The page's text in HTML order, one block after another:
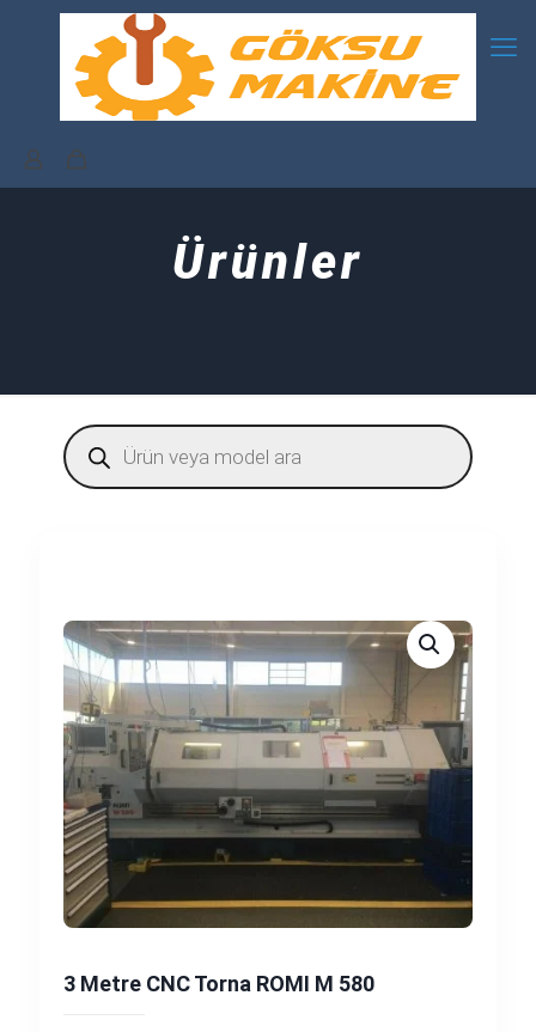
Ürünler
Products
search
3 Metre CNC Torna ROMI M 580